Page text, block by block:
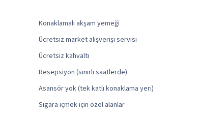
Konaklamalı akşam yemeği
Ücretsiz market alışverişi servisi
Ücretsiz kahvaltı
Resepsiyon (sınırlı saatlerde)
Asansör yok (tek katlı konaklama yeri)
Sigara içmek için özel alanlar